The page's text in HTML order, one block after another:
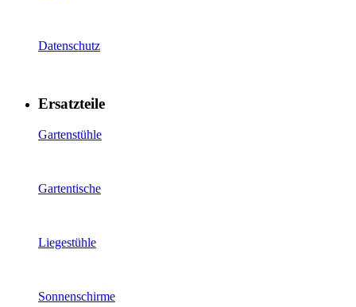
Datenschutz
Ersatzteile
Gartenstühle
Gartentische
Liegestühle
Sonnenschirme